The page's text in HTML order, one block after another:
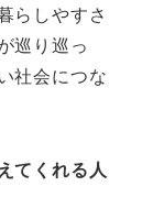
らしやすさ
巡り巡っ
社会につな
てくれる人